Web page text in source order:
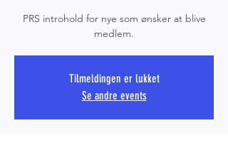
PRS
PRS introhold for nye som ønsker at blive
medlem.
Tilmeldingen er lukket
Se andre events